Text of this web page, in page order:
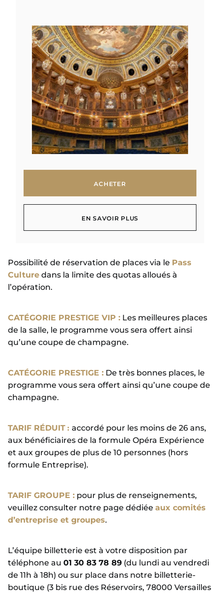
Possibilité de réservation de places via le Pass
Culture dans la limite des quotas alloués à
l’opération.
CATÉGORIE PRESTIGE VIP : Les meilleures places
de la salle, le programme vous sera offert ainsi
qu’une coupe de champagne.
CATÉGORIE PRESTIGE : De très bonnes places, le
programme vous sera offert ainsi qu’une coupe de
champagne.
TARIF RÉDUIT : accordé pour les moins de 26 ans,
aux bénéficiaires de la formule Opéra Expérience
et aux groupes de plus de 10 personnes (hors
formule Entreprise).
TARIF GROUPE : pour plus de renseignements,
veuillez consulter notre page dédiée aux comités
d’entreprise et groupes.
L’équipe billetterie est à votre disposition par
téléphone au 01 30 83 78 89 (du lundi au vendredi
de 11h à 18h) ou sur place dans notre billetterie-
boutique (3 bis rue des Réservoirs, 78000 Versailles
ACHETER
EN SAVOIR PLUS